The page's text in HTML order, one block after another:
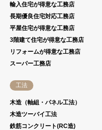
輸入住宅が得意な工務店
長期優良住宅対応工務店
平屋住宅が得意な工務店
3階建て住宅が得意な工務店
リフォームが得意な工務店
スーパー工務店
工法
木造（軸組・パネル工法）
木造ツーバイ工法
鉄筋コンクリート(RC造)